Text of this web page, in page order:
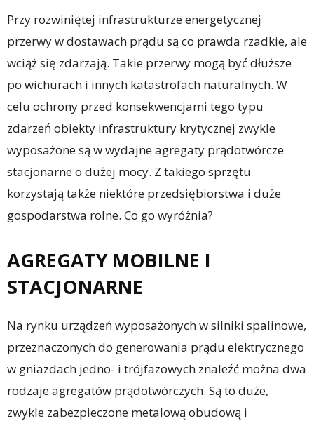
Przy rozwiniętej infrastrukturze energetycznej
przerwy w dostawach prądu są co prawda rzadkie, ale
wciąż się zdarzają. Takie przerwy mogą być dłuższe
po wichurach i innych katastrofach naturalnych. W
celu ochrony przed konsekwencjami tego typu
zdarzeń obiekty infrastruktury krytycznej zwykle
wyposażone są w wydajne agregaty prądotwórcze
stacjonarne o dużej mocy. Z takiego sprzętu
korzystają także niektóre przedsiębiorstwa i duże
gospodarstwa rolne. Co go wyróżnia?
AGREGATY MOBILNE I
STACJONARNE
Na rynku urządzeń wyposażonych w silniki spalinowe,
przeznaczonych do generowania prądu elektrycznego
w gniazdach jedno- i trójfazowych znaleźć można dwa
rodzaje agregatów prądotwórczych. Są to duże,
zwykle zabezpieczone metalową obudową i